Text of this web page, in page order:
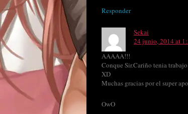
Responder
Sekai
24 junio, 2014 at
AAAAA!!!
Conque Sir.Cariño tenia
XD
Muchas gracias por el super
OwO